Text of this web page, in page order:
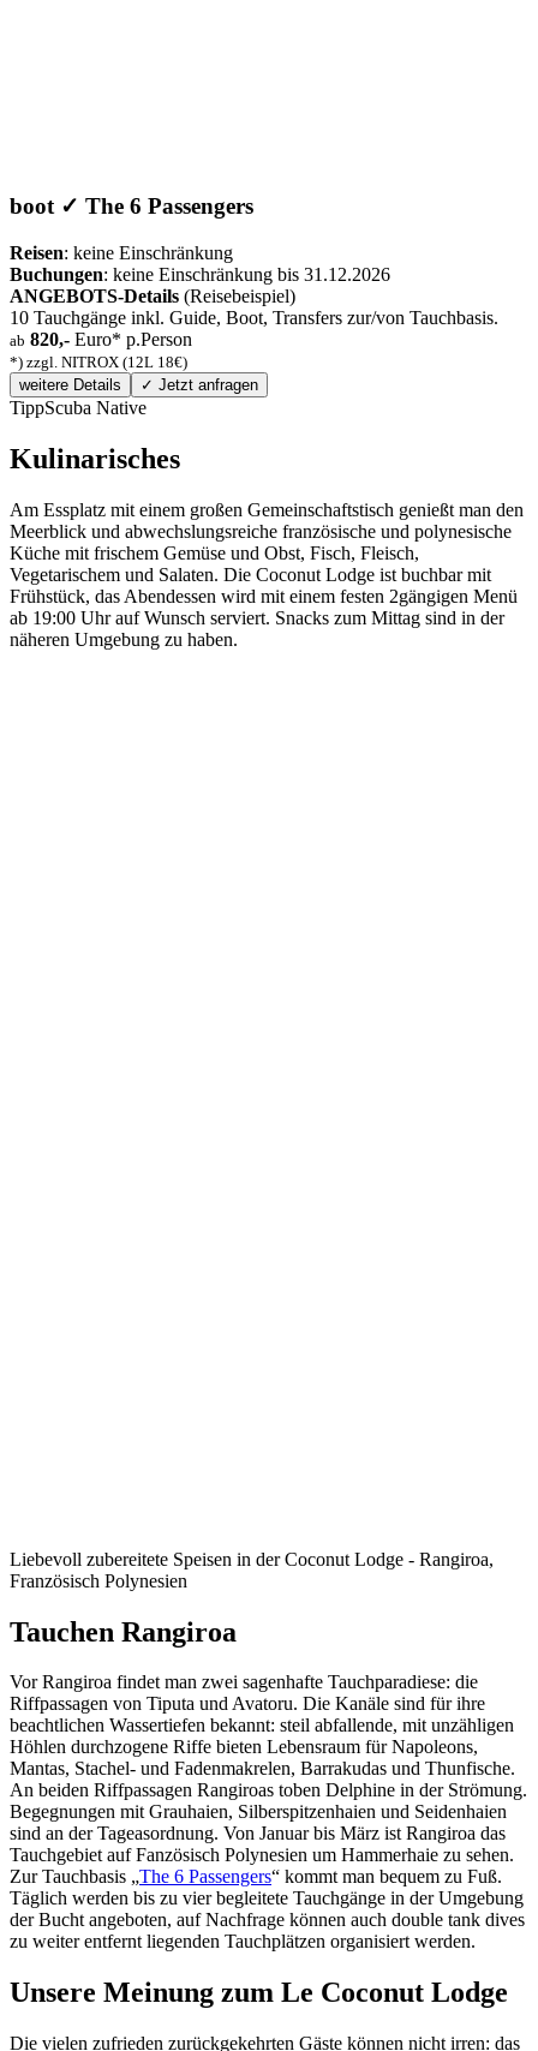
boot ✓ The 6 Passengers
Reisen: keine Einschränkung
Buchungen: keine Einschränkung bis 31.12.2026
ANGEBOTS-Details (Reisebeispiel)
10 Tauchgänge inkl. Guide, Boot, Transfers zur/von Tauchbasis.
ab 820,- Euro* p.Person
*) zzgl. NITROX (12L 18€)
weitere Details
✓ Jetzt anfragen
TippScuba Native
Kulinarisches
Am Essplatz mit einem großen Gemeinschaftstisch genießt man den
Meerblick und abwechslungsreiche französische und polynesische
Küche mit frischem Gemüse und Obst, Fisch, Fleisch,
Vegetarischem und Salaten. Die Coconut Lodge ist buchbar mit
Frühstück, das Abendessen wird mit einem festen 2gängigen Menü
ab 19:00 Uhr auf Wunsch serviert. Snacks zum Mittag sind in der
näheren Umgebung zu haben.
Liebevoll zubereitete Speisen in der Coconut Lodge - Rangiroa,
Französisch Polynesien
Tauchen Rangiroa
Vor Rangiroa findet man zwei sagenhafte Tauchparadiese: die
Riffpassagen von Tiputa und Avatoru. Die Kanäle sind für ihre
beachtlichen Wassertiefen bekannt: steil abfallende, mit unzähligen
Höhlen durchzogene Riffe bieten Lebensraum für Napoleons,
Mantas, Stachel- und Fadenmakrelen, Barrakudas und Thunfische.
An beiden Riffpassagen Rangiroas toben Delphine in der Strömung.
Begegnungen mit Grauhaien, Silberspitzenhaien und Seidenhaien
sind an der Tageasordnung. Von Januar bis März ist Rangiroa das
Tauchgebiet auf Fanzösisch Polynesien um Hammerhaie zu sehen.
Zur Tauchbasis „The 6 Passengers“ kommt man bequem zu Fuß.
Täglich werden bis zu vier begleitete Tauchgänge in der Umgebung
der Bucht angeboten, auf Nachfrage können auch double tank dives
zu weiter entfernt liegenden Tauchplätzen organisiert werden.
Unsere Meinung zum Le Coconut Lodge
Die vielen zufrieden zurückgekehrten Gäste können nicht irren: das